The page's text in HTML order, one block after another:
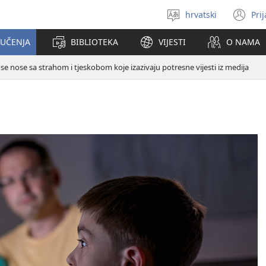
Izaberi
jezik
hrvatski
se
BIBLIOTEKA VIJESTI O NAMA
nose sa strahom i tjeskobom koje izazivaju potresne vijesti iz medija